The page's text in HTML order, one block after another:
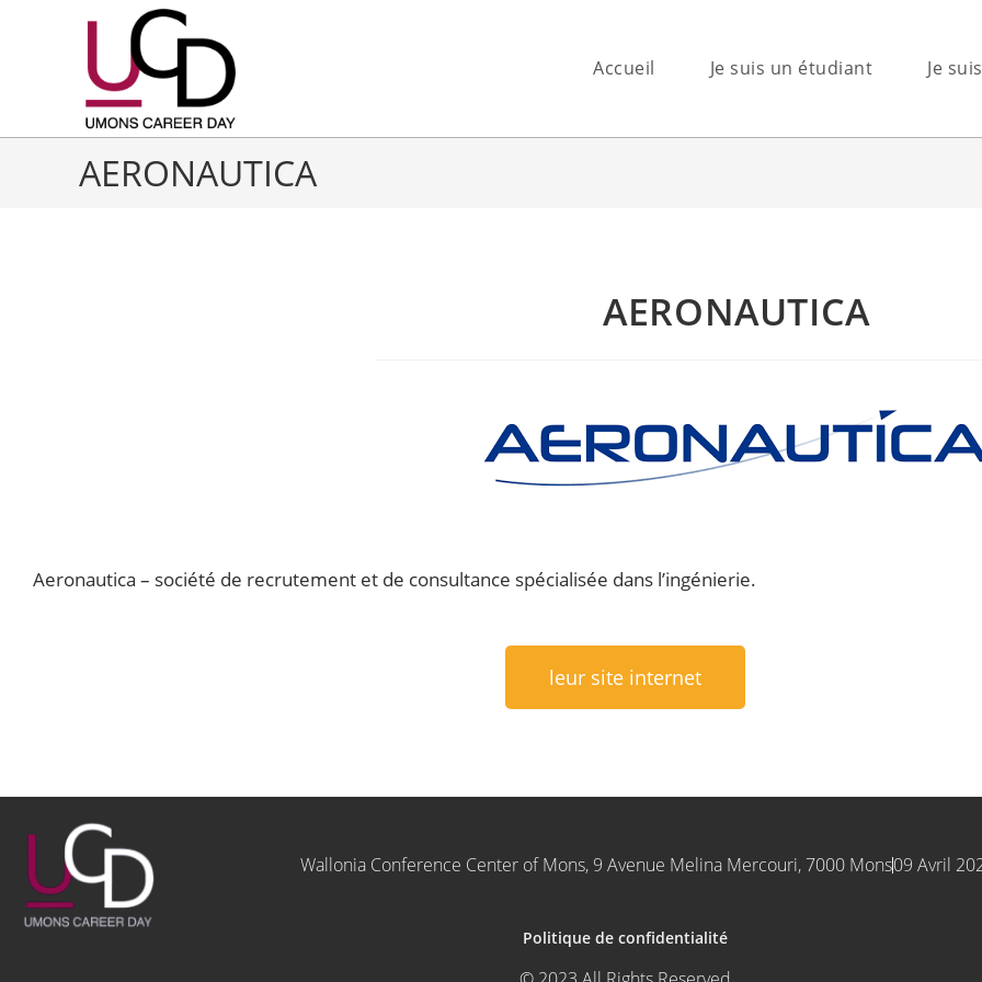
Accueil Je suis un étudiant Je
AERONAUTICA
AERONAUTICA
Aeronautica – société de recrutement et de consultance spécialisée dans l’ingénierie.
leur site internet
Wallonia Conference Center of Mons, 9 Avenue Melina Mercouri, 7000 Mons09 Avril
Politique de confidentialité